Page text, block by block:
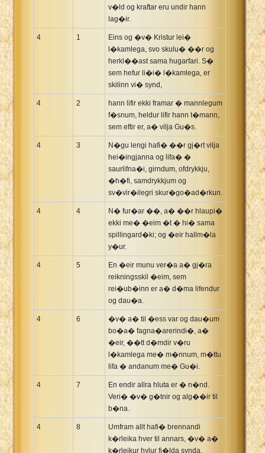
v�ld og kraftar eru undir hann
lag�ir.
4 1
Eins og �v� Kristur lei�
l�kamlega, svo skulu� ��r og
herkl��ast sama hugarfari. S�
sem hefur li�i� l�kamlega, er
skilinn vi� synd,
4 2
hann lifir ekki framar � mannlegum
f�snum, heldur lifir hann t�mann,
sem eftir er, a� vilja Gu�s.
4 3
N�gu lengi hafi� ��r gj�rt vilja
hei�ingjanna og lifa� �
saurlifna�i, girndum, ofdrykkju,
�h�fi, samdrykkjum og
sv�vir�ilegri skur�go�ad�rkun.
4 4
N� fur�ar ��, a� ��r hlaupi�
ekki me� �eim �t � hi� sama
spillingard�ki; og �eir hallm�la
y�ur.
4 5
En �eir munu ver�a a� gj�ra
reikningsskil �eim, sem
rei�ub�inn er a� d�ma lifendur
og dau�a.
4 6
�v� a� til �ess var og dau�um
bo�a� fagna�arerindi�, a�
�eir, ��tt d�mdir v�ru
l�kamlega me� m�nnum, m�ttu
lifa � andanum me� Gu�i.
4 7
En endir allra hluta er � n�nd.
Veri� �v� g�tnir og alg��ir til
b�na.
4 8
Umfram allt hafi� brennandi
k�rleika hver til annars, �v� a�
k�rleikur hylur fj�lda synda.